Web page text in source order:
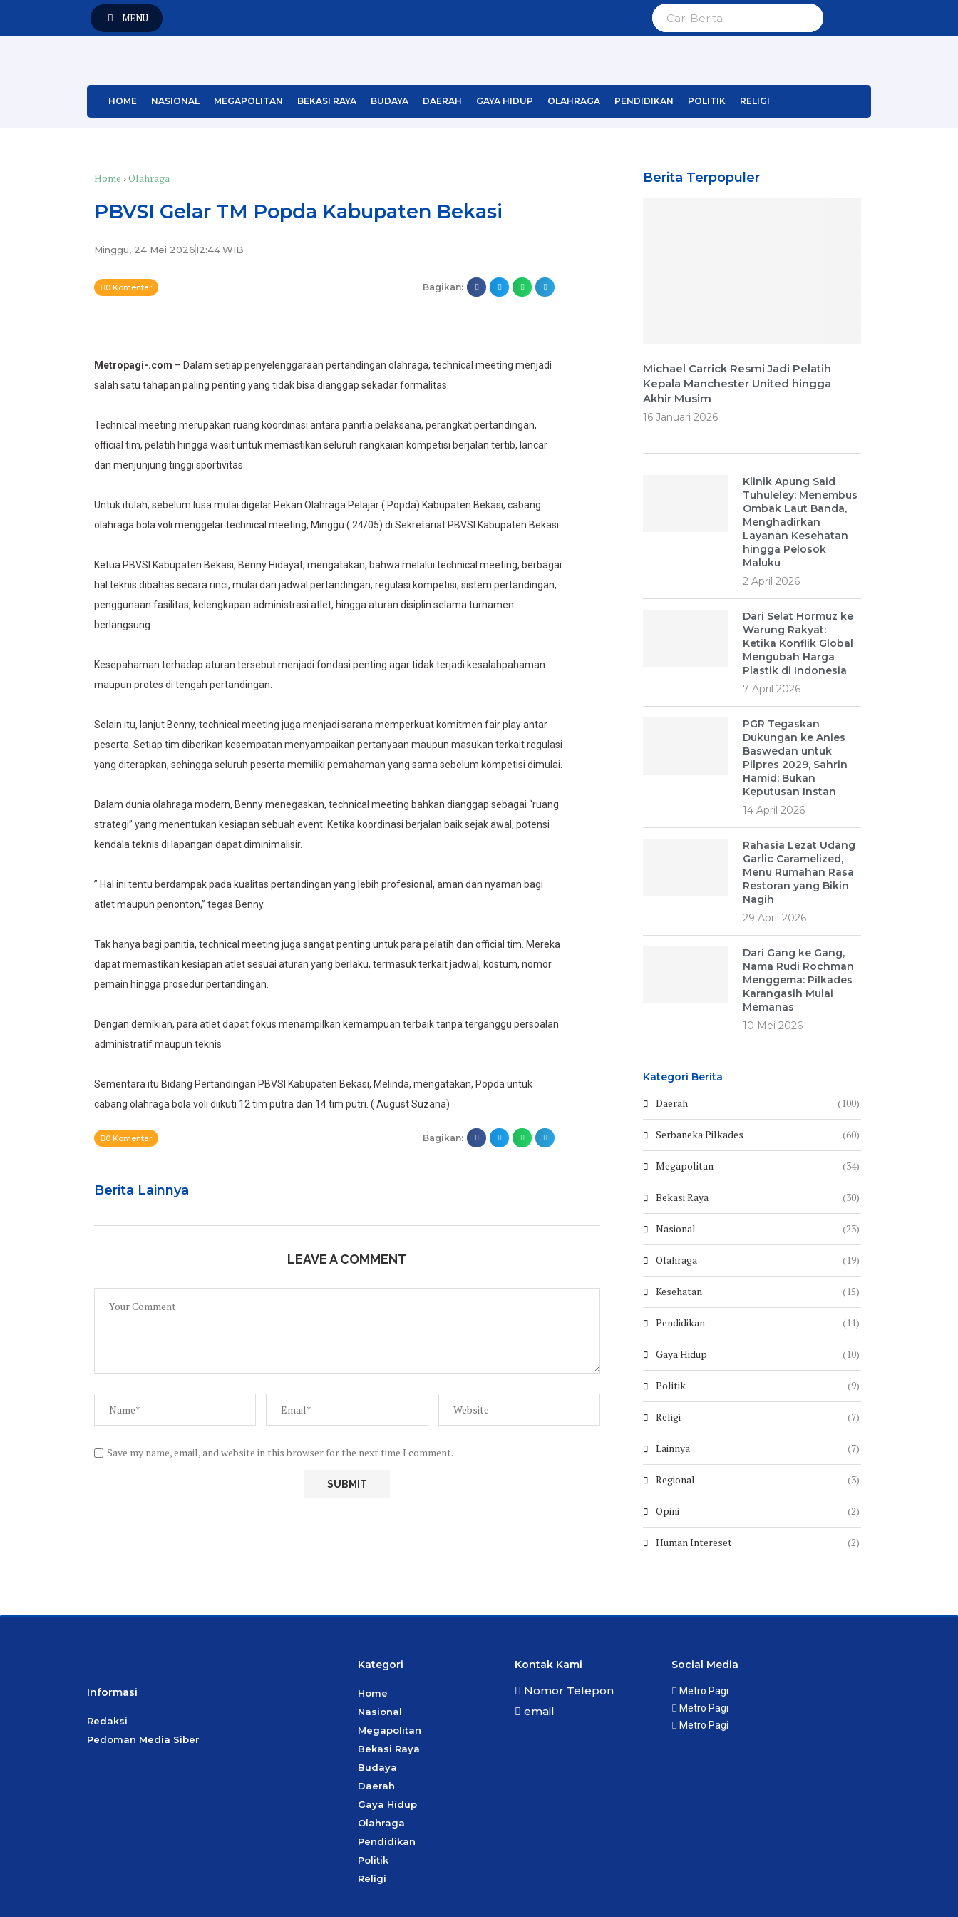
MENU
HOME NASIONAL MEGAPOLITAN BEKASI RAYA BUDAYA DAERAH GAYA HIDUP OLAHRAGA PENDIDIKAN POLITIK RELIGI
Home ›Olahraga
PBVSI Gelar TM Popda Kabupaten Bekasi
Minggu, 24 Mei 202612:44WIB
0 Komentar Bagikan:
Metropagi-.com – Dalam setiap penyelenggaraan pertandingan olahraga, technical meeting menjadi
salah satu tahapan paling penting yang tidak bisa dianggap sekadar formalitas.
Technical meeting merupakan ruang koordinasi antara panitia pelaksana, perangkat pertandingan,
official tim, pelatih hingga wasit untuk memastikan seluruh rangkaian kompetisi berjalan tertib, lancar
dan menjunjung tinggi sportivitas.
Untuk itulah, sebelum lusa mulai digelar Pekan Olahraga Pelajar ( Popda) Kabupaten Bekasi, cabang
olahraga bola voli menggelar technical meeting, Minggu ( 24/05) di Sekretariat PBVSI Kabupaten Bekasi.
Ketua PBVSI Kabupaten Bekasi, Benny Hidayat, mengatakan, bahwa melalui technical meeting, berbagai
hal teknis dibahas secara rinci, mulai dari jadwal pertandingan, regulasi kompetisi, sistem pertandingan,
penggunaan fasilitas, kelengkapan administrasi atlet, hingga aturan disiplin selama turnamen
berlangsung.
Kesepahaman terhadap aturan tersebut menjadi fondasi penting agar tidak terjadi kesalahpahaman
maupun protes di tengah pertandingan.
Selain itu, lanjut Benny, technical meeting juga menjadi sarana memperkuat komitmen fair play antar
peserta. Setiap tim diberikan kesempatan menyampaikan pertanyaan maupun masukan terkait regulasi
yang diterapkan, sehingga seluruh peserta memiliki pemahaman yang sama sebelum kompetisi dimulai.
Dalam dunia olahraga modern, Benny menegaskan, technical meeting bahkan dianggap sebagai “ruang
strategi” yang menentukan kesiapan sebuah event. Ketika koordinasi berjalan baik sejak awal, potensi
kendala teknis di lapangan dapat diminimalisir.
” Hal ini tentu berdampak pada kualitas pertandingan yang lebih profesional, aman dan nyaman bagi
atlet maupun penonton,” tegas Benny.
Tak hanya bagi panitia, technical meeting juga sangat penting untuk para pelatih dan official tim. Mereka
dapat memastikan kesiapan atlet sesuai aturan yang berlaku, termasuk terkait jadwal, kostum, nomor
pemain hingga prosedur pertandingan.
Dengan demikian, para atlet dapat fokus menampilkan kemampuan terbaik tanpa terganggu persoalan
administratif maupun teknis
Sementara itu Bidang Pertandingan PBVSI Kabupaten Bekasi, Melinda, mengatakan, Popda untuk
cabang olahraga bola voli diikuti 12 tim putra dan 14 tim putri. ( August Suzana)
0 Komentar Bagikan:
Berita Lainnya
LEAVE A COMMENT
Save my name, email, and website in this browser for the next time I comment.
Berita Terpopuler
Michael Carrick Resmi Jadi Pelatih
Kepala Manchester United hingga
Akhir Musim
16 Januari 2026
Klinik Apung Said
Tuhuleley: Menembus
Ombak Laut Banda,
Menghadirkan
Layanan Kesehatan
hingga Pelosok
Maluku
2 April 2026
Dari Selat Hormuz ke
Warung Rakyat:
Ketika Konflik Global
Mengubah Harga
Plastik di Indonesia
7 April 2026
PGR Tegaskan
Dukungan ke Anies
Baswedan untuk
Pilpres 2029, Sahrin
Hamid: Bukan
Keputusan Instan
14 April 2026
Rahasia Lezat Udang
Garlic Caramelized,
Menu Rumahan Rasa
Restoran yang Bikin
Nagih
29 April 2026
Dari Gang ke Gang,
Nama Rudi Rochman
Menggema: Pilkades
Karangasih Mulai
Memanas
10 Mei 2026
Kategori Berita
Daerah (100)
Serbaneka Pilkades (60)
Megapolitan (34)
Bekasi Raya (30)
Nasional (23)
Olahraga (19)
Kesehatan (15)
Pendidikan (11)
Gaya Hidup (10)
Politik (9)
Religi (7)
Lainnya (7)
Regional (3)
Opini (2)
Human Intereset (2)
Informasi
Redaksi
Pedoman Media Siber
Kategori
Home
Nasional
Megapolitan
Bekasi Raya
Budaya
Daerah
Gaya Hidup
Olahraga
Pendidikan
Politik
Religi
Kontak Kami
Nomor Telepon
email
Social Media
Metro Pagi
Metro Pagi
Metro Pagi